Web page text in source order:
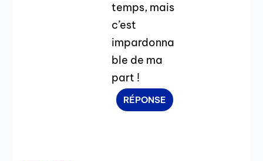
temps, mais
c’est
impardonna
ble de ma
part !
RÉPONSE